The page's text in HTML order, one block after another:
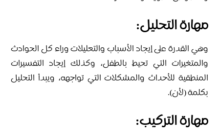
مهارة التحليل:
وهي القدرة على إيجاد الأسباب والتعليلات وراء كل الحوادث
والمتغيرات التي تحيط بالطفل، وكذلك إيجاد التفسيرات
المنطقية للأحداث والمشكلات التي تواجهه، ويبدأ التحليل
بكلمة (لأن).
مهارة التركيب: